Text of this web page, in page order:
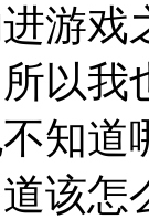
游戏
以
知道
该怎